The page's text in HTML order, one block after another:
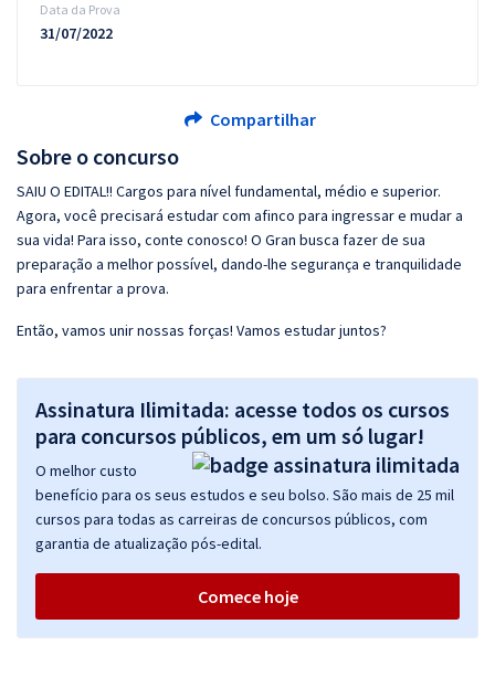
Sobre o concurso
SAIU O EDITAL!! Cargos para nível fundamental, médio e superior.
Agora, você precisará estudar com afinco para ingressar e mudar a
sua vida! Para isso, conte conosco! O Gran busca fazer de sua
preparação a melhor possível, dando-lhe segurança e tranquilidade
para enfrentar a prova.
Então, vamos unir nossas forças! Vamos estudar juntos?
Assinatura Ilimitada: acesse todos os cursos
para concursos públicos, em um só lugar!
O melhor custo
benefício para os seus estudos e seu bolso. São mais de 25 mil
cursos para todas as carreiras de concursos públicos, com
garantia de atualização pós-edital.
Comece hoje
Data da Prova
31/07/2022
Compartilhar